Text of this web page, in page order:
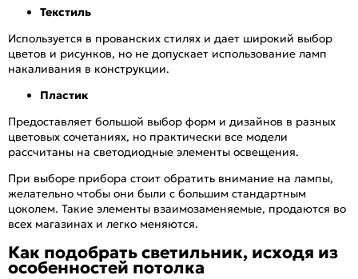
Текстиль
Используется в прованских стилях и дает широкий выбор
цветов и рисунков, но не допускает использование ламп
накаливания в конструкции.
Пластик
Предоставляет большой выбор форм и дизайнов в разных
цветовых сочетаниях, но практически все модели
рассчитаны на светодиодные элементы освещения.
При выборе прибора стоит обратить внимание на лампы,
желательно чтобы они были с большим стандартным
цоколем. Такие элементы взаимозаменяемые, продаются во
всех магазинах и легко меняются.
Как подобрать светильник, исходя из
особенностей потолка